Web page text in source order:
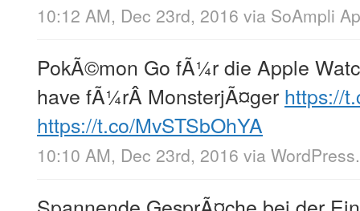
10:12 AM, Dec 23rd, 2016 via SoAmpli
PokÃ©mon Go fÃ¼r die Apple
have fÃ¼rÂ MonsterjÃ¤ger https://
https://t.co/MvSTSbOhYA
10:10 AM, Dec 23rd, 2016 via